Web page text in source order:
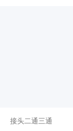
接头二通三通